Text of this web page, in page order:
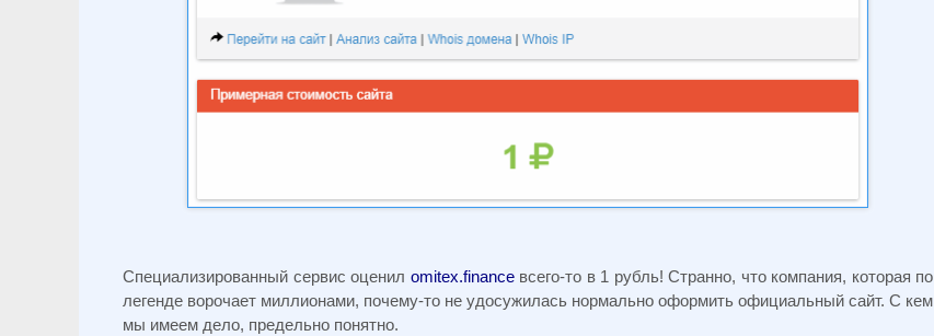
Специализированный сервис оценил omitex.financeвсего-то в 1 рубль! Странно, что компания, которая по
легенде ворочает миллионами, почему-то не удосужилась нормально оформить официальный сайт. С кем
мы имеем дело, предельно понятно.